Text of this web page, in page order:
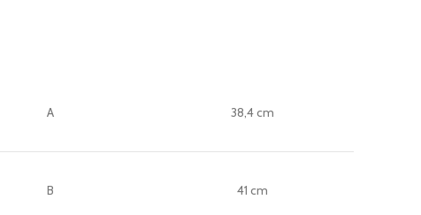
A 38,4 cm
B 41 cm